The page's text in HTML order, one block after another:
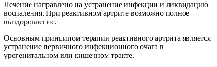
Лечение направлено на устранение инфекции и ликвидацию
воспаления. При реактивном артрите возможно полное
выздоровление.
Основным принципом терапии реактивного артрита является
устранение первичного инфекционного очага в
урогенитальном или кишечном тракте.